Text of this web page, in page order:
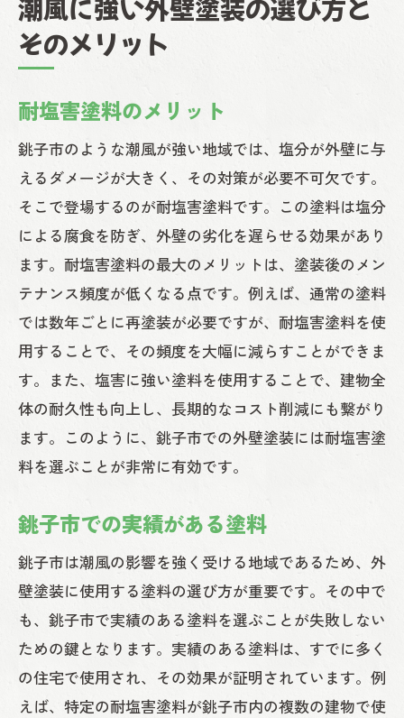
潮風に強い外壁塗装の選び方と
そのメリット
耐塩害塗料のメリット
銚子市のような潮風が強い地域では、塩分が外壁に与
えるダメージが大きく、その対策が必要不可欠です。
そこで登場するのが耐塩害塗料です。この塗料は塩分
による腐食を防ぎ、外壁の劣化を遅らせる効果があり
ます。耐塩害塗料の最大のメリットは、塗装後のメン
テナンス頻度が低くなる点です。例えば、通常の塗料
では数年ごとに再塗装が必要ですが、耐塩害塗料を使
用することで、その頻度を大幅に減らすことができま
す。また、塩害に強い塗料を使用することで、建物全
体の耐久性も向上し、長期的なコスト削減にも繋がり
ます。このように、銚子市での外壁塗装には耐塩害塗
料を選ぶことが非常に有効です。
銚子市での実績がある塗料
銚子市は潮風の影響を強く受ける地域であるため、外
壁塗装に使用する塗料の選び方が重要です。その中で
も、銚子市で実績のある塗料を選ぶことが失敗しない
ための鍵となります。実績のある塗料は、すでに多く
の住宅で使用され、その効果が証明されています。例
えば、特定の耐塩害塗料が銚子市内の複数の建物で使